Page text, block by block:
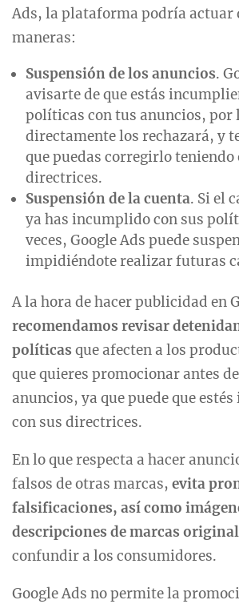
Ads, la plataforma podría actuar
maneras:
Suspensión de los anuncios.
avisarte de que estás
políticas con tus anuncios, por
directamente los rechazará, y
que puedas corregirlo teniendo
directrices.
Suspensión de la cuenta. Si el
ya has incumplido con sus
veces, Google Ads puede
impidiéndote realizar futuras
A la hora de hacer publicidad en
recomendamos revisar
políticas que afecten a los
que quieres promocionar antes
anuncios, ya que puede que
con sus directrices.
En lo que respecta a hacer
falsos de otras marcas, evita
falsificaciones, así como
descripciones de marcas
confundir a los consumidores.
Google Ads no permite la